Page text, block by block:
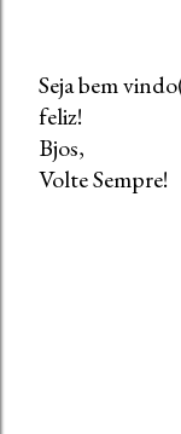
P
o
s
Seja bem
feliz!
Bjos,
Volte Sempre!